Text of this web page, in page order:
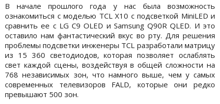
В начале прошлого года у нас была возможность
ознакомиться с моделью TCL X10 с подсветкой MiniLED и
сравнить ее с LG C9 OLED и Samsung Q90R QLED. И это
оставило нам фантастический вкус во рту. Для решения
проблемы подсветки инженеры TCL разработали матрицу
из 15 360 светодиодов, которая позволяет ослаблять
свет каждой сцены, воздействуя в общей сложности на
768 независимых зон, что намного выше, чем у самых
современных телевизоров FALD, которые они редко
превышают 500 зон.